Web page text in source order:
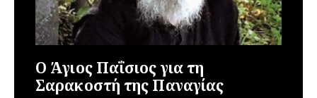
Ο Άγιος Παΐσιος για τη
Σαρακοστή της Παναγίας